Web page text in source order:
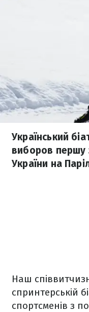
Український
виборов першу
України на
Наш
спринтерській
спортсменів з